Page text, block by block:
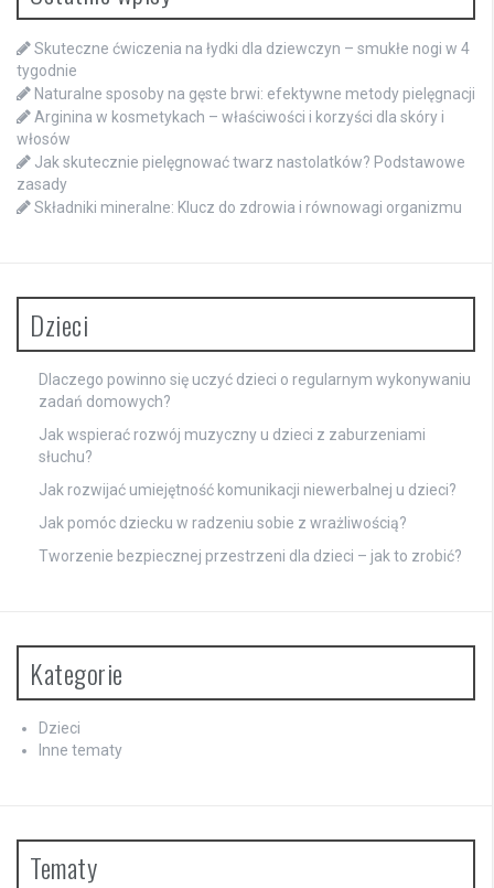
Skuteczne ćwiczenia na łydki dla dziewczyn – smukłe nogi w 4
tygodnie
Naturalne sposoby na gęste brwi: efektywne metody pielęgnacji
Arginina w kosmetykach – właściwości i korzyści dla skóry i
włosów
Jak skutecznie pielęgnować twarz nastolatków? Podstawowe
zasady
Składniki mineralne: Klucz do zdrowia i równowagi organizmu
Dzieci
Dlaczego powinno się uczyć dzieci o regularnym wykonywaniu
zadań domowych?
Jak wspierać rozwój muzyczny u dzieci z zaburzeniami
słuchu?
Jak rozwijać umiejętność komunikacji niewerbalnej u dzieci?
Jak pomóc dziecku w radzeniu sobie z wrażliwością?
Tworzenie bezpiecznej przestrzeni dla dzieci – jak to zrobić?
Kategorie
Dzieci
Inne tematy
Tematy